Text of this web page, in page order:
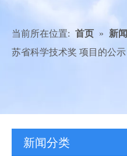
当前所在位置: 首页 » 新闻
苏省科学技术奖 项目的公示
新闻分类